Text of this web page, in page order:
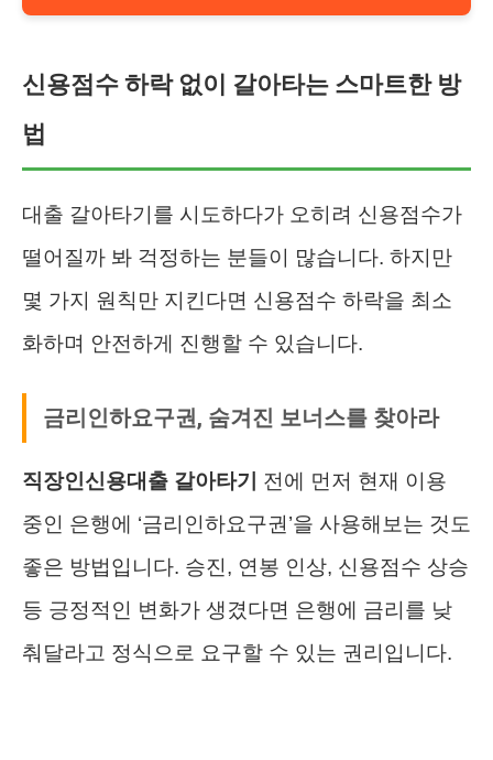
신용점수 하락 없이 갈아타는 스마트한 방
법
대출 갈아타기를 시도하다가 오히려 신용점수가
떨어질까 봐 걱정하는 분들이 많습니다. 하지만
몇 가지 원칙만 지킨다면 신용점수 하락을 최소
화하며 안전하게 진행할 수 있습니다.
금리인하요구권, 숨겨진 보너스를 찾아라
직장인신용대출 갈아타기
전에 먼저 현재 이용
중인 은행에 ‘금리인하요구권’을 사용해보는 것도
좋은 방법입니다. 승진, 연봉 인상, 신용점수 상승
등 긍정적인 변화가 생겼다면 은행에 금리를 낮
춰달라고 정식으로 요구할 수 있는 권리입니다.